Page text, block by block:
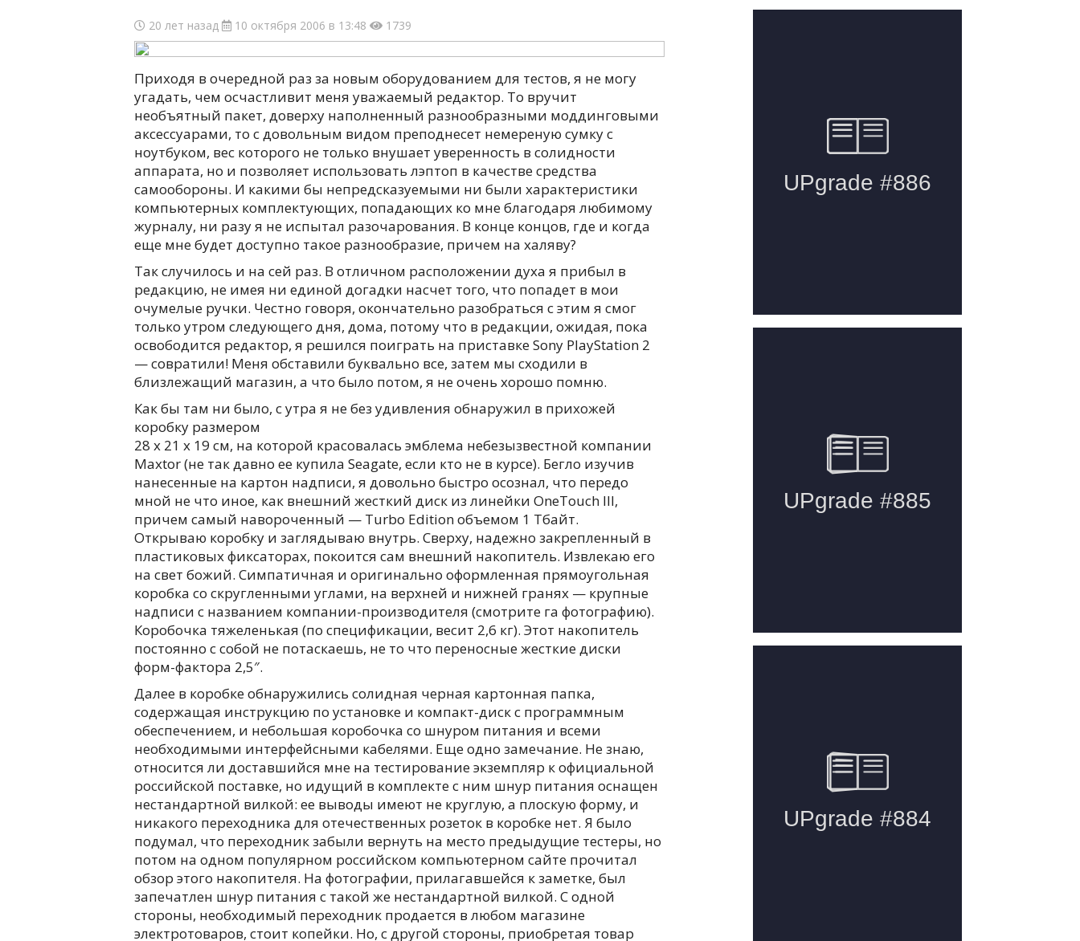
20 лет назад 10 октября 2006 в 13:48 1739
Приходя в очередной раз за новым оборудованием для тестов, я не могу
угадать, чем осчастливит меня уважаемый редактор. То вручит
необъятный пакет, доверху наполненный разнообразными моддинговыми
аксессуарами, то с довольным видом преподнесет немереную сумку с
ноутбуком, вес которого не только внушает уверенность в солидности
аппарата, но и позволяет использовать лэптоп в качестве средства
самообороны. И какими бы непредсказуемыми ни были характеристики
компьютерных комплектующих, попадающих ко мне благодаря любимому
журналу, ни разу я не испытал разочарования. В конце концов, где и когда
еще мне будет доступно такое разнообразие, причем на халяву?
Так случилось и на сей раз. В отличном расположении духа я прибыл в
редакцию, не имея ни единой догадки насчет того, что попадет в мои
очумелые ручки. Честно говоря, окончательно разобраться с этим я смог
только утром следующего дня, дома, потому что в редакции, ожидая, пока
освободится редактор, я решился поиграть на приставке Sony PlayStation 2
— совратили! Меня обставили буквально все, затем мы сходили в
близлежащий магазин, а что было потом, я не очень хорошо помню.
Как бы там ни было, с утра я не без удивления обнаружил в прихожей
коробку размером
28 х 21 х 19 см, на которой красовалась эмблема небезызвестной компании
Maxtor (не так давно ее купила Seagate, если кто не в курсе). Бегло изучив
нанесенные на картон надписи, я довольно быстро осознал, что передо
мной не что иное, как внешний жесткий диск из линейки OneTouch III,
причем самый навороченный — Turbo Edition объемом 1 Тбайт.
Открываю коробку и заглядываю внутрь. Сверху, надежно закрепленный в
пластиковых фиксаторах, покоится сам внешний накопитель. Извлекаю его
на свет божий. Симпатичная и оригинально оформленная прямоугольная
коробка со скругленными углами, на верхней и нижней гранях — крупные
надписи с названием компании-производителя (смотрите га фотографию).
Коробочка тяжеленькая (по спецификации, весит 2,6 кг). Этот накопитель
постоянно с собой не потаскаешь, не то что переносные жесткие диски
форм-фактора 2,5″.
Далее в коробке обнаружились солидная черная картонная папка,
содержащая инструкцию по установке и компакт-диск с программным
обеспечением, и небольшая коробочка со шнуром питания и всеми
необходимыми интерфейсными кабелями. Еще одно замечание. Не знаю,
относится ли доставшийся мне на тестирование экземпляр к официальной
российской поставке, но идущий в комплекте с ним шнур питания оснащен
нестандартной вилкой: ее выводы имеют не круглую, а плоскую форму, и
никакого переходника для отечественных розеток в коробке нет. Я было
подумал, что переходник забыли вернуть на место предыдущие тестеры, но
потом на одном популярном российском компьютерном сайте прочитал
обзор этого накопителя. На фотографии, прилагавшейся к заметке, был
запечатлен шнур питания с такой же нестандартной вилкой. С одной
стороны, необходимый переходник продается в любом магазине
электротоваров, стоит копейки. Но, с другой стороны, приобретая товар